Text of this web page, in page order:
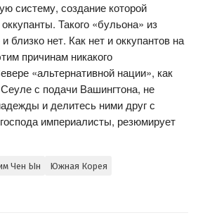
систему, создание которой
Такого «бульона» из
близко нет. Как нет и оккупантов на
причинам никакого
«альтернативной нации», как
с подачи Вашингтона, не
и делитесь ними друг с
империалисты, резюмирует
Чен Ын Южная Корея